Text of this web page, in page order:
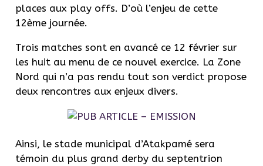
places aux play offs. D’où l’enjeu de cette
12ème journée.
Trois matches sont en avancé ce 12 février sur
les huit au menu de ce nouvel exercice. La Zone
Nord qui n’a pas rendu tout son verdict propose
deux rencontres aux enjeux divers.
Ainsi, le stade municipal d’Atakpamé sera
témoin du plus grand derby du septentrion